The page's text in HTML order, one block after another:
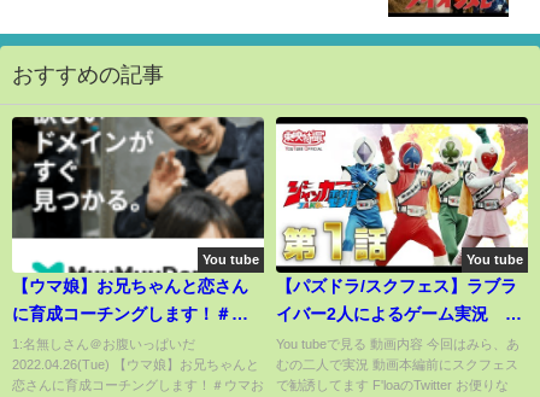
おすすめの記事
You tube
【ウマ娘】お兄ちゃんと恋さん
に育成コーチングします！＃ウ
マおじさん
1:名無しさん＠お腹いっぱいだ
2022.04.26(Tue) 【ウマ娘】お兄ちゃんと
恋さんに育成コーチングします！＃ウマお
You tube
【パズドラ/スクフェス】ラブラ
イバー2人によるゲーム実況 ＃
マガジンコラボ編
You tubeで見る 動画内容 今回はみら、あ
むの二人で実況 動画本編前にスクフェス
で勧誘してます F'loaのTwitter お便りな